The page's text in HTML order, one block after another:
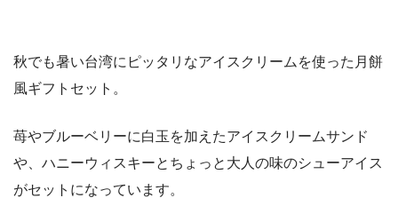
秋でも暑い台湾にピッタリなアイスクリームを使った月餅
風ギフトセット。
苺やブルーベリーに白玉を加えたアイスクリームサンド
や、ハニーウィスキーとちょっと大人の味のシューアイス
がセットになっています。